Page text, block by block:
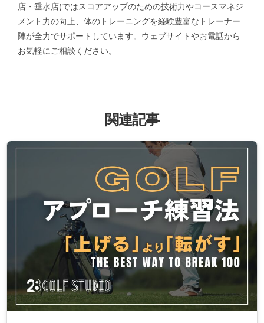
店・垂水店)ではスコアアップのための技術力やコースマネジ
メント力の向上、体のトレーニングを経験豊富なトレーナー
陣が全力でサポートしています。ウェブサイトやお電話から
お気軽にご相談ください。
関連記事